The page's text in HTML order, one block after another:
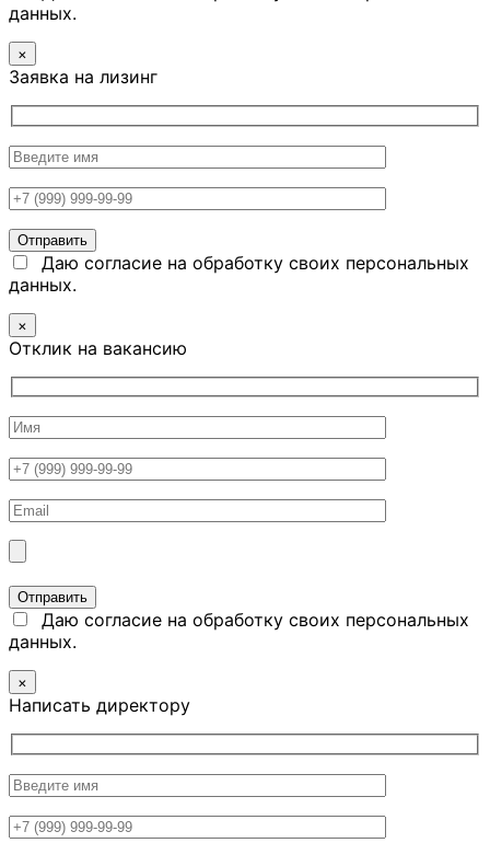
данных.
×
Заявка на лизинг
Даю согласие на обработку своих персональных
данных.
×
Отклик на вакансию
Даю согласие на обработку своих персональных
данных.
×
Написать директору